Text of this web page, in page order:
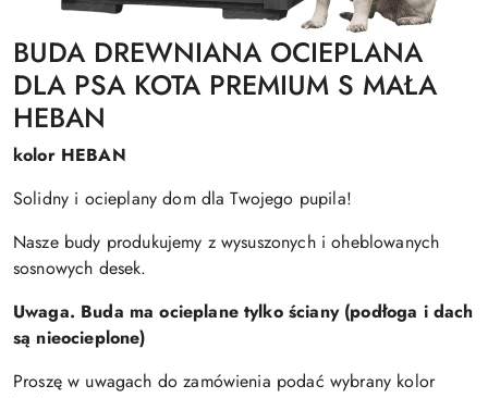
BUDA DREWNIANA OCIEPLANA
DLA PSA KOTA PREMIUM S MAŁA
HEBAN
kolor HEBAN
Solidny i ocieplany dom dla Twojego pupila!
Nasze budy produkujemy z wysuszonych i oheblowanych
sosnowych desek.
Uwaga. Buda ma ocieplane tylko ściany (podłoga i dach
są nieocieplone)
Proszę w uwagach do zamówienia podać wybrany kolor